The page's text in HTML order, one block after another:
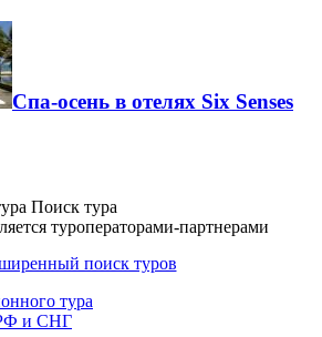
Спа-осень в отелях Six Senses
Поиск тура
туроператорами-партнерами
поиск туров
тура
и СНГ